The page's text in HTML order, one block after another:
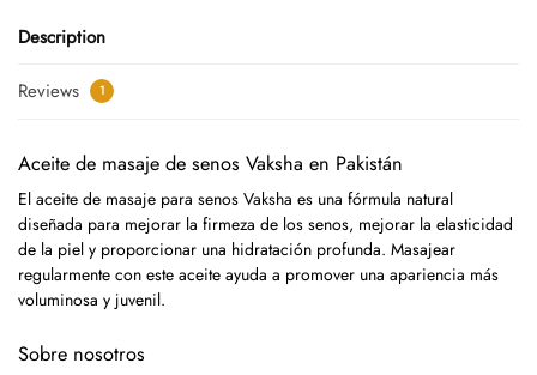
Description
Reviews 1
Aceite de masaje de senos Vaksha en Pakistán
El aceite de masaje para senos Vaksha es una fórmula natural
diseñada para mejorar la firmeza de los senos, mejorar la elasticidad
de la piel y proporcionar una hidratación profunda. Masajear
regularmente con este aceite ayuda a promover una apariencia más
voluminosa y juvenil.
Sobre nosotros